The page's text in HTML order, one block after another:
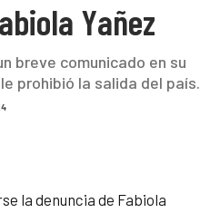
Yañez
breve comunicado en su
prohibió la salida del país.
la denuncia de Fabiola